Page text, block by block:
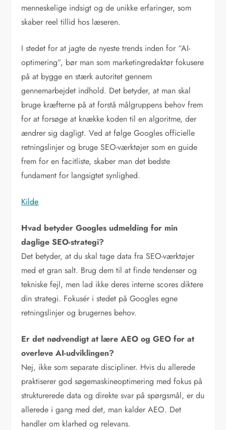
menneskelige indsigt og de unikke erfaringer, som
skaber reel tillid hos læseren.
I stedet for at jagte de nyeste trends inden for “AI-
optimering”, bør man som marketingredaktør fokusere
på at bygge en stærk autoritet gennem
gennemarbejdet indhold. Det betyder, at man skal
bruge kræfterne på at forstå målgruppens behov frem
for at forsøge at knække koden til en algoritme, der
ændrer sig dagligt. Ved at følge Googles officielle
retningslinjer og bruge SEO-værktøjer som en guide
frem for en facitliste, skaber man det bedste
fundament for langsigtet synlighed.
Kilde
Hvad betyder Googles udmelding for min
daglige SEO-strategi?
Det betyder, at du skal tage data fra SEO-værktøjer
med et gran salt. Brug dem til at finde tendenser og
tekniske fejl, men lad ikke deres interne scores diktere
din strategi. Fokusér i stedet på Googles egne
retningslinjer og brugernes behov.
Er det nødvendigt at lære AEO og GEO for at
overleve AI-udviklingen?
Nej, ikke som separate discipliner. Hvis du allerede
praktiserer god søgemaskineoptimering med fokus på
strukturerede data og direkte svar på spørgsmål, er du
allerede i gang med det, man kalder AEO. Det
handler om klarhed og relevans.